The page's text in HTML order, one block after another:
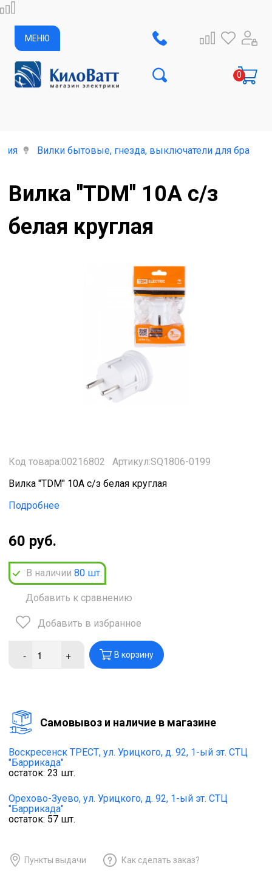
МЕНЮ
Вилки бытовые, гнезда, выключатели для бра
Вилка "TDM" 10А с/з
белая круглая
Код товара:00216802
Артикул:SQ1806-0199
Вилка "TDM" 10А с/з белая круглая
Подробнее
60 руб.
В наличии 80 шт.
Добавить к сравнению
Добавить в избранное
- + В корзину
Cамовывоз и наличие в магазине
Воскресенск ТРЕСТ, ул. Урицкого, д. 92, 1-ый эт. СТЦ
"Баррикада"
остаток: 23 шт.
Орехово-Зуево, ул. Урицкого, д. 92, 1-ый эт. СТЦ
"Баррикада"
остаток: 57 шт.
Пункты выдачи Как сделать заказ?